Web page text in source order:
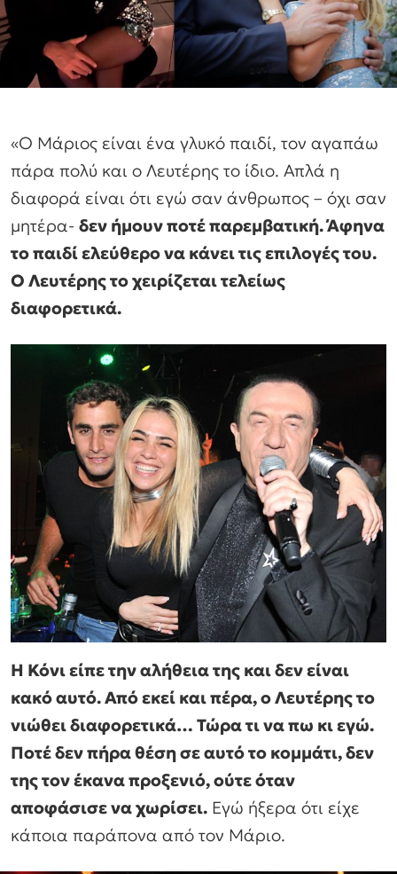
«Ο Μάριος είναι ένα γλυκό παιδί, τον αγαπάω
πάρα πολύ και ο Λευτέρης το ίδιο. Απλά η
διαφορά είναι ότι εγώ σαν άνθρωπος – όχι σαν
μητέρα- δεν ήμουν ποτέ παρεμβατική. Άφηνα
το παιδί ελεύθερο να κάνει τις επιλογές του.
Ο Λευτέρης το χειρίζεται τελείως
διαφορετικά.
Η Κόνι είπε την αλήθεια της και δεν είναι
κακό αυτό. Από εκεί και πέρα, ο Λευτέρης το
νιώθει διαφορετικά… Τώρα τι να πω κι εγώ.
Ποτέ δεν πήρα θέση σε αυτό το κομμάτι, δεν
της τον έκανα προξενιό, ούτε όταν
αποφάσισε να χωρίσει. Εγώ ήξερα ότι είχε
κάποια παράπονα από τον Μάριο.